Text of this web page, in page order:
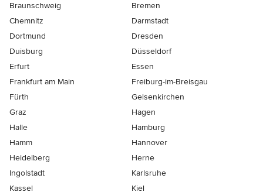
Braunschweig
Bremen
Chemnitz
Darmstadt
Dortmund
Dresden
Duisburg
Düsseldorf
Erfurt
Essen
Frankfurt am Main
Freiburg-im-Breisgau
Fürth
Gelsenkirchen
Graz
Hagen
Halle
Hamburg
Hamm
Hannover
Heidelberg
Herne
Ingolstadt
Karlsruhe
Kassel
Kiel